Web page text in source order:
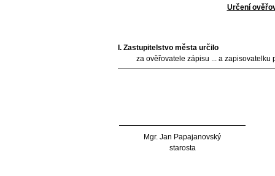
Určení
I. Zastupitelstvo města určilo
za ověřovatele zápisu ... a zapisovatelku
Mgr. Jan Papajanovský
starosta